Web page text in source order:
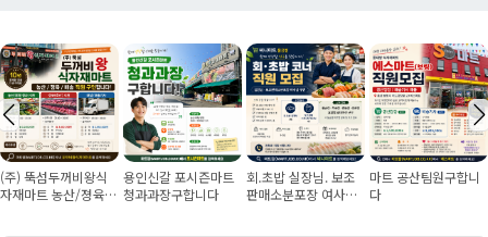
(주) 뚝섬두꺼비왕식
자재마트 농산/졍육/
용인신갈 포시즌마트
청과과장구합니다
회.초밥 실장님. 보조
판매소분포장 여사님
마트 공산팀원구합니
다